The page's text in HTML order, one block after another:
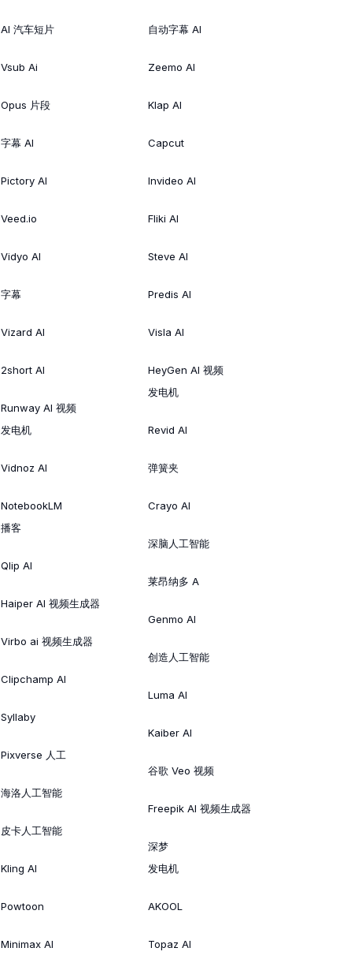
AI 汽车短片
Vsub Ai
Opus 片段
字幕 AI
Pictory AI
Veed.io
Vidyo AI
字幕
Vizard AI
2short AI
Runway AI 视频
发电机
Vidnoz AI
NotebookLM
播客
Qlip AI
Haiper AI 视频生成器
Virbo ai 视频生成器
Clipchamp AI
Syllaby
Pixverse 人工
海洛人工智能
皮卡人工智能
Kling AI
Powtoon
Minimax AI
自动字幕 AI
Zeemo AI
Klap AI
Capcut
Invideo AI
Fliki AI
Steve AI
Predis AI
Visla AI
HeyGen AI 视频
发电机
Revid AI
弹簧夹
Crayo AI
深脑人工智能
莱昂纳多 A
Genmo AI
创造人工智能
Luma AI
Kaiber AI
谷歌 Veo 视频
Freepik AI 视频生成器
深梦
发电机
AKOOL
Topaz AI